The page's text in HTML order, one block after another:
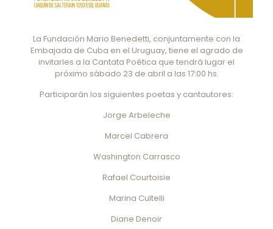
La Fundación Mario Benedetti, conjuntamente con la
Embajada de Cuba en el Uruguay, tiene el agrado de
invitarles a la Cantata Poética que tendrá lugar el
próximo sábado 23 de abril a las 17:00 hs.
Participarán los siguientes poetas y cantautores:
Jorge Arbeleche
Marcel Cabrera
Washington Carrasco
Rafael Courtoisie
Marina Cultelli
Diane Denoir